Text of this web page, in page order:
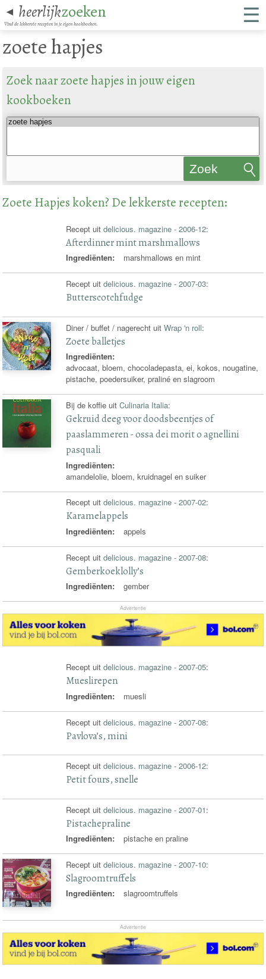
◄ heerlijkzoeken
Vind de lekkerste recepten in je eigen kookboeken. ☰
zoete hapjes
Zoek naar zoete hapjes in jouw eigen
kookboeken
Zoek
Zoete Hapjes koken? De lekkerste recepten:
Recept uitdelicious. magazine - 2006-12:
Afterdinner mint marshmallows
Ingrediënten: marshmallows en mint
Recept uitdelicious. magazine - 2007-03:
Butterscotchfudge
Diner / buffet / nagerecht uitWrap 'n roll:
Zoete balletjes
Ingrediënten:
advocaat, bloem, chocoladepasta, ei, kokos, nougatine,
pistache, poedersuiker, praliné en slagroom
Bij de koffie uitCulinaria Italia:
Gekruid deeg voor doodsbeentjes of
paaslammeren - ossa dei morit o agnellini
pasquali
Ingrediënten:
amandelolie, bloem, kruidnagel en suiker
Recept uitdelicious. magazine - 2007-02:
Karamelappels
Ingrediënten: appels
Recept uitdelicious. magazine - 2007-08:
Gemberkoeklolly’s
Ingrediënten: gember
Advertentie
Recept uitdelicious. magazine - 2007-05:
Mueslirepen
Ingrediënten: muesli
Recept uitdelicious. magazine - 2007-08:
Pavlova’s, mini
Recept uitdelicious. magazine - 2006-12:
Petit fours, snelle
Recept uitdelicious. magazine - 2007-01:
Pistachepraline
Ingrediënten: pistache en praline
Recept uitdelicious. magazine - 2007-10:
Slagroomtruffels
Ingrediënten: slagroomtruffels
Advertentie